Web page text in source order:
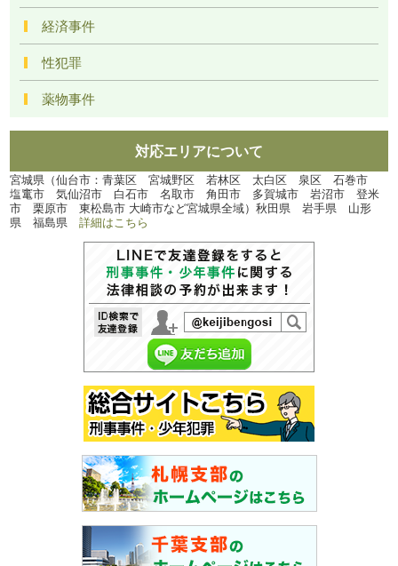
経済事件
性犯罪
薬物事件
対応エリアについて
宮城県（仙台市：青葉区 宮城野区 若林区 太白区 泉区 石巻市
塩竃市 気仙沼市 白石市 名取市 角田市 多賀城市 岩沼市 登米
市 栗原市 東松島市 大崎市など宮城県全域）秋田県 岩手県 山形
県 福島県詳細はこちら